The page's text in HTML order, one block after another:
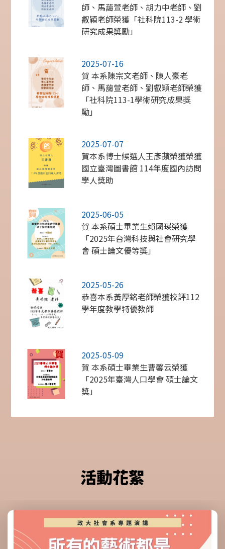
師、馬藹萱老師、胡力中老師、劉
叡穎老師榮獲「社科院113-2 學術
研究成果獎勵」
2025-07-16
賀 本系陳宗文老師、陳人豪老
師、馬藹萱老師、劉叡穎老師榮獲
「社科院113-1學術研究成果獎
勵」
2025-07-07
賀本系博士候選人王彥蘋榮獲榮獲
國立臺灣圖書館 114年度國內訪問
學人獎助
2025-06-05
賀 本系碩士畢業生賴國瑛榮獲
「2025年台灣科技與社會研究學
會 碩士論文優等獎」
2025-05-26
恭喜本系黃厚銘老師榮獲校評112
學年度教學特優教師
2025-05-09
賀 本系碩士畢業生曹馨云榮獲
「2025年臺灣人口學會 碩士論文
獎」
活動花絮